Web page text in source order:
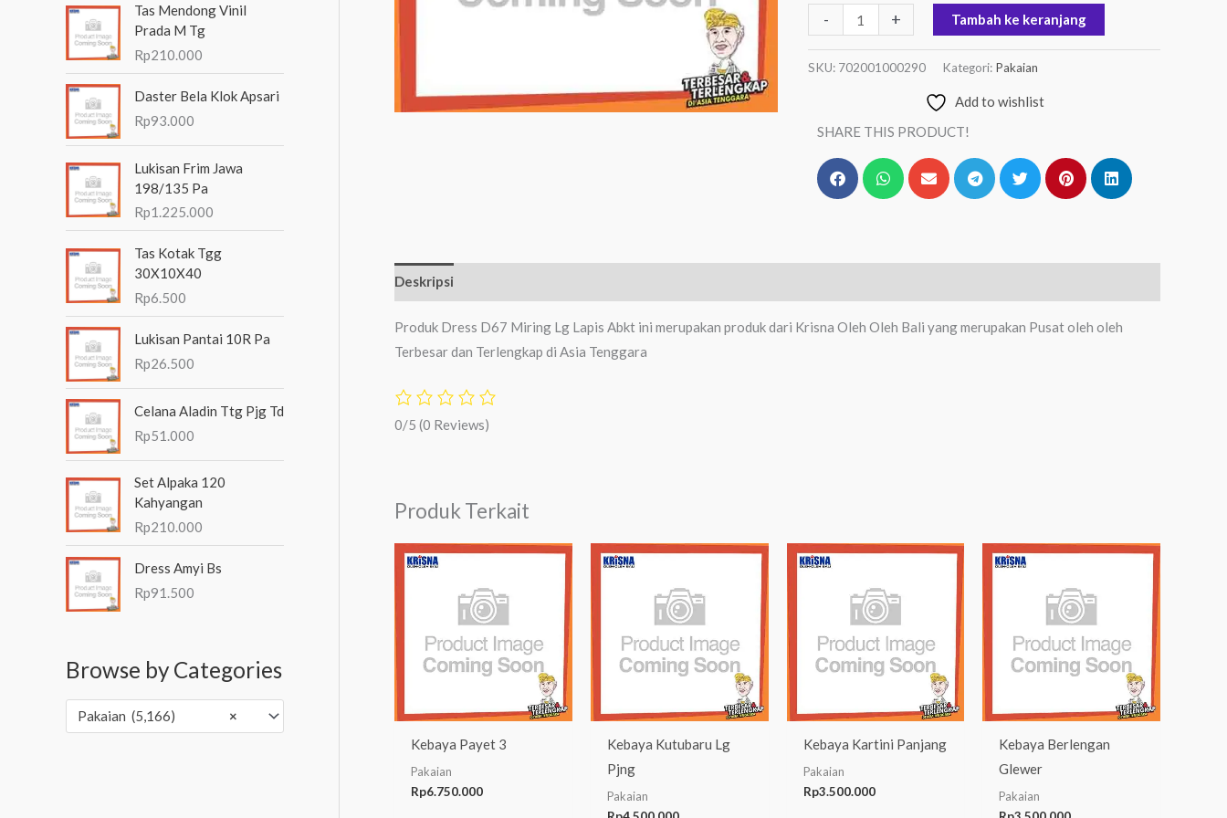
n
u
k
Tas Mendong Vinil
Prada M Tg
Rp210.000
Daster Bela Klok Apsari
Rp93.000
Lukisan Frim Jawa
198/135 Pa
Rp1.225.000
Tas Kotak Tgg
30X10X40
Rp6.500
Lukisan Pantai 10R Pa
Rp26.500
Celana Aladin Ttg Pjg Td
Rp51.000
Set Alpaka 120
Kahyangan
Rp210.000
Dress Amyi Bs
Rp91.500
Browse by Categories
×
Pakaian (5,166)
- + Tambah ke keranjang
SKU: 702001000290 Kategori: Pakaian
Add to wishlist
SHARE THIS PRODUCT!
Deskripsi
Produk Dress D67 Miring Lg Lapis Abkt ini merupakan produk dari Krisna Oleh Oleh Bali yang merupakan Pusat oleh oleh
Terbesar dan Terlengkap di Asia Tenggara
0/5 (0 Reviews)
Produk Terkait
Kebaya Payet 3
Pakaian
Rp6.750.000
Kebaya Kutubaru Lg
Pjng
Pakaian
Kebaya Kartini Panjang
Pakaian
Rp3.500.000
Kebaya Berlengan
Glewer
Pakaian